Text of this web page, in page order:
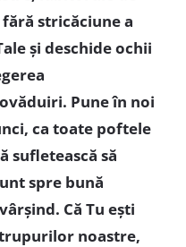
stricăciune a
și deschide ochii
Pune în noi
ca toate poftele
sufletească să
spre bună
Că Tu ești
noastre,